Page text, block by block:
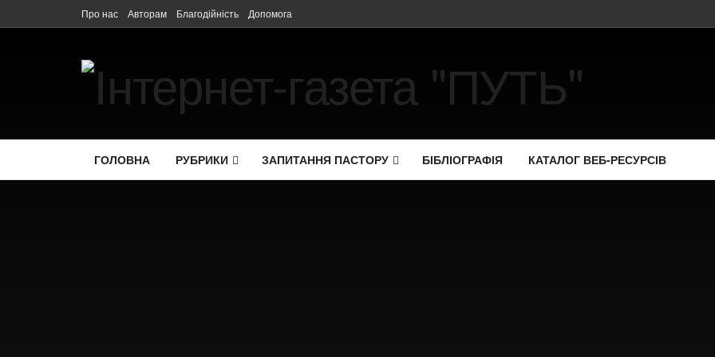
Про нас Авторам Благодійність Допомога
ГОЛОВНА РУБРИКИ ЗАПИТАННЯ ПАСТОРУ БІБЛІОГРАФІЯ КАТАЛОГ ВЕБ-РЕСУРСІВ